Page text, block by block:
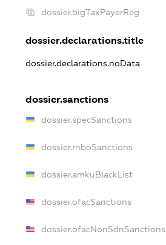
dossier.bigTaxPayerReg
dossier.declarations.title
dossier.declarations.noData
dossier.sanctions
dossier.specSanctions
dossier.rnboSanctions
dossier.amkuBlackList
dossier.ofacSanctions
dossier.ofacNonSdnSanctions